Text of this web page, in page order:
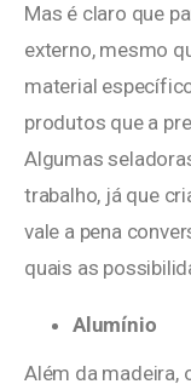
Mas é claro que
externo, mesmo
material
produtos que a
Algumas
trabalho, já que
vale a pena
quais as
Alumínio
Além da madeira,